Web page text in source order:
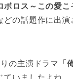
ボロス～この愛こ
どの話題作に出演
の主演ドラマ 「
ていましたよね。